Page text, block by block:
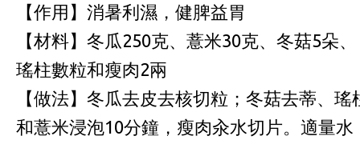
【作用】消暑利濕，健脾益胃
【材料】冬瓜250克、薏米30克、冬菇5朵、
瑤柱數粒和瘦肉2兩
【做法】冬瓜去皮去核切粒；冬菇去蒂、瑤
和薏米浸泡10分鐘，瘦肉汆水切片。適量水